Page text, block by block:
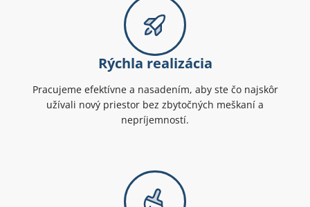
Rýchla realizácia
Pracujeme efektívne a nasadením, aby ste čo najskôr
užívali nový priestor bez zbytočných meškaní a
nepríjemností.